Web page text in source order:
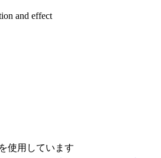
and effect
使用しています